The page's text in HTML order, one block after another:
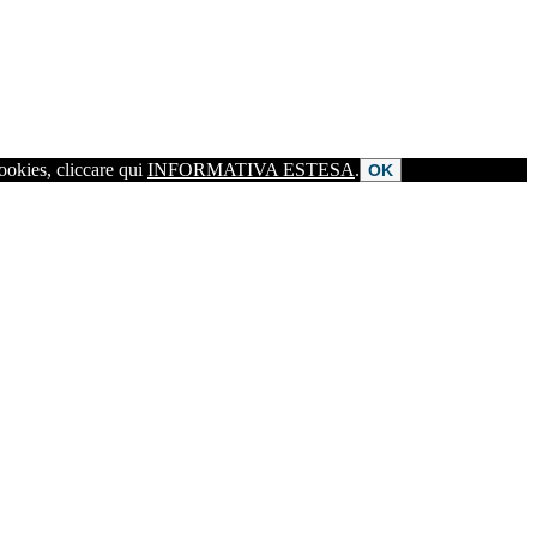
cliccare qui INFORMATIVA ESTESA. OK